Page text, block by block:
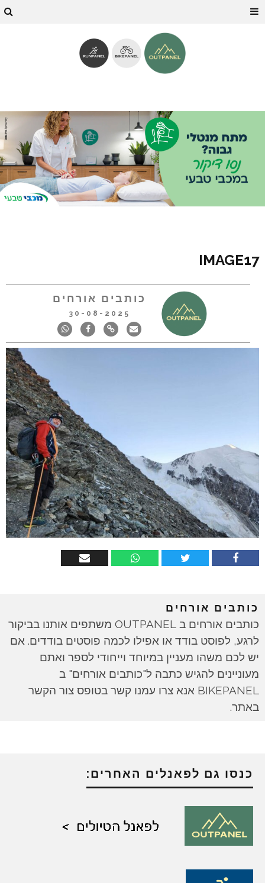
IMAGE17
כותבים אורחים
30-08-2025
כותבים אורחים
כותבים אורחים ב OUTPANEL משתפים אותנו בביקור
לרגע, לפוסט בודד או אפילו לכמה פוסטים בודדים. אם
יש לכם משהו מעניין במיוחד וייחודי לספר ואתם
מעוניינים להגיש כתבה ל"כותבים אורחים" ב
BIKEPANEL אנא צרו עמנו קשר בטופס צור הקשר
באתר.
כנסו גם לפאנלים האחרים: